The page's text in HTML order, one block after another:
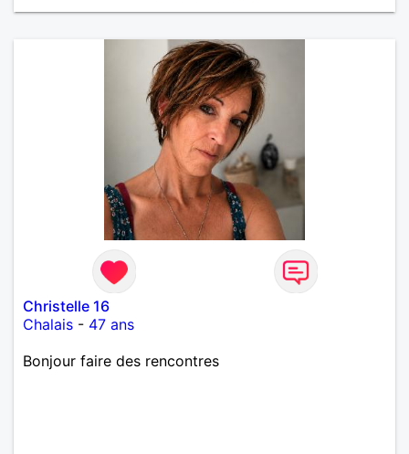
Christelle 16
Chalais - 47 ans
Bonjour faire des rencontres